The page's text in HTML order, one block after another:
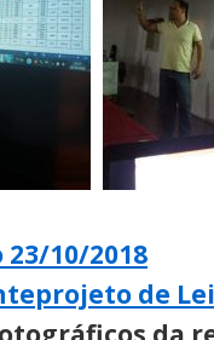
10/2018
de